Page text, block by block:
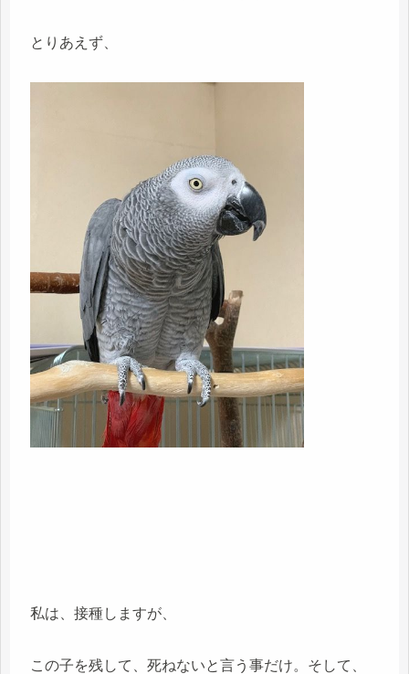
とりあえず、
私は、接種しますが、
この子を残して、死ねないと言う事だけ。そして、